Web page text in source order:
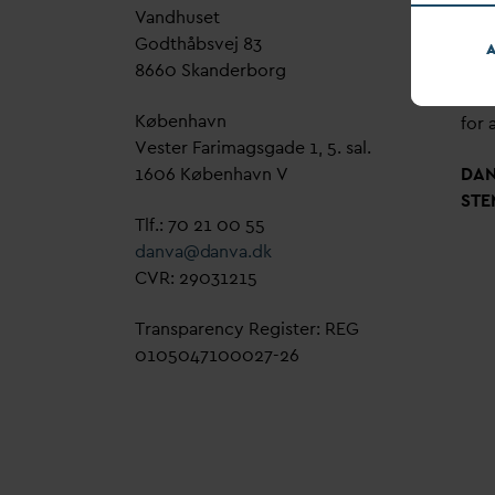
Vandhuset
Godthåbsvej 83
8660 Skanderborg
København
Vester Farimagsgade 1, 5. sal.
1606 København V
Tlf.: 70 21 00 55
danva@danva.dk
CVR: 29031215
Transparency Register: REG
0105047100027-26
for
DAN